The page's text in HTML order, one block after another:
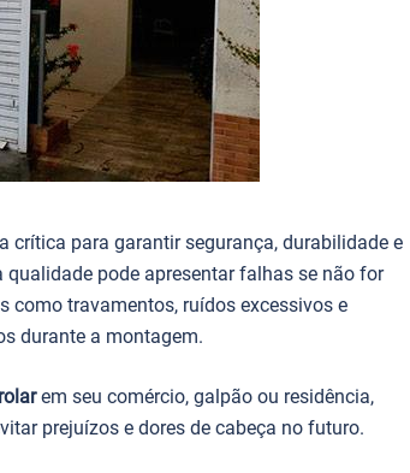
crítica para garantir segurança, durabilidade e
pode apresentar falhas se não for
como travamentos, ruídos excessivos e
durante a montagem.
em seu comércio, galpão ou residência,
prejuízos e dores de cabeça no futuro.